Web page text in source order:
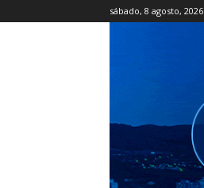
sábado, 8 agosto, 2026